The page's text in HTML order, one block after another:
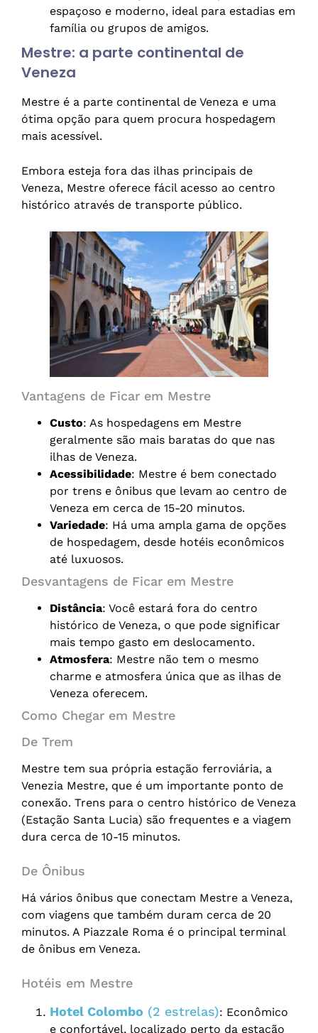
espaçoso e moderno, ideal para estadias em
família ou grupos de amigos.
Mestre: a parte continental de
Veneza
Mestre é a parte continental de Veneza e uma
ótima opção para quem procura hospedagem
mais acessível.
Embora esteja fora das ilhas principais de
Veneza, Mestre oferece fácil acesso ao centro
histórico através de transporte público.
Vantagens de Ficar em Mestre
Custo: As hospedagens em Mestre
geralmente são mais baratas do que nas
ilhas de Veneza.
Acessibilidade: Mestre é bem conectado
por trens e ônibus que levam ao centro de
Veneza em cerca de 15-20 minutos.
Variedade: Há uma ampla gama de opções
de hospedagem, desde hotéis econômicos
até luxuosos.
Desvantagens de Ficar em Mestre
Distância: Você estará fora do centro
histórico de Veneza, o que pode significar
mais tempo gasto em deslocamento.
Atmosfera: Mestre não tem o mesmo
charme e atmosfera única que as ilhas de
Veneza oferecem.
Como Chegar em Mestre
De Trem
Mestre tem sua própria estação ferroviária, a
Venezia Mestre, que é um importante ponto de
conexão. Trens para o centro histórico de Veneza
(Estação Santa Lucia) são frequentes e a viagem
dura cerca de 10-15 minutos.
De Ônibus
Há vários ônibus que conectam Mestre a Veneza,
com viagens que também duram cerca de 20
minutos. A Piazzale Roma é o principal terminal
de ônibus em Veneza.
Hotéis em Mestre
Hotel Colombo (2 estrelas): Econômico
e confortável, localizado perto da estação